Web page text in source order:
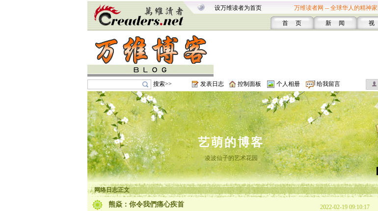
设万维读者为首页 万维读者网 -- 全球华人的精神家
首 页 新 闻
搜索>> 发表日志 控制面板 个人相册 给我留言
艺萌的博客
凌波仙子的艺术花园
网络日志正文
熊焱：你令我們痛心疾首 2022-02-19 09:10:17